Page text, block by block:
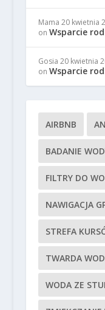
Mama 20 kwietnia
on Wsparcie
Gosia 20 kwietnia
on Wsparcie
AIRBNB
BADANIE
FILTRY DO
NAWIGACJA
STREFA
TWARDA
WODA ZE